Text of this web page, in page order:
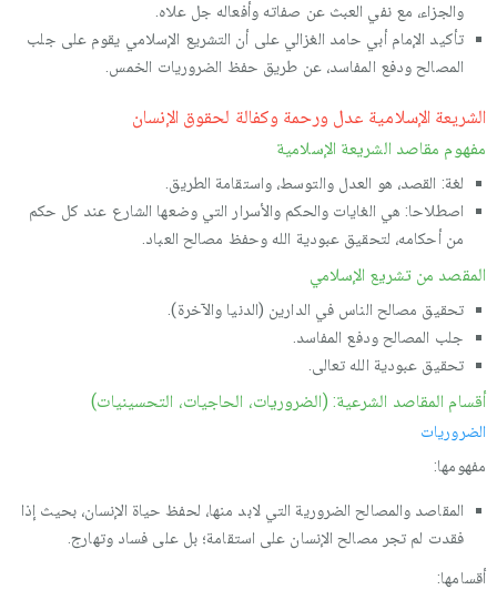
والجزاء، مع نفي العبث عن صفاته وأفعاله جل علاه.
تأكيد الإمام أبي حامد الغزالي على أن التشريع الإسلامي يقوم على جلب
المصالح ودفع المفاسد، عن طريق حفظ الضروريات الخمس.
الشريعة الإسلامية عدل ورحمة وكفالة لحقوق الإنسان
مفهوم مقاصد الشريعة الإسلامية
لغة: القصد، هو العدل والتوسط، واستقامة الطريق.
اصطلاحا: هي الغايات والحكم والأسرار التي وضعها الشارع عند كل حكم
من أحكامه، لتحقيق عبودية الله وحفظ مصالح العباد.
المقصد من تشريع الإسلامي
تحقيق مصالح الناس في الدارين (الدنيا والآخرة).
جلب المصالح ودفع المفاسد.
تحقيق عبودية الله تعالى.
أقسام المقاصد الشرعية: (الضروريات، الحاجيات، التحسينيات)
الضروريات
مفهومها:
المقاصد والمصالح الضرورية التي لابد منها، لحفظ حياة الإنسان، بحيث إذا
فقدت لم تجر مصالح الإنسان على استقامة؛ بل على فساد وتهارج.
أقسامها: